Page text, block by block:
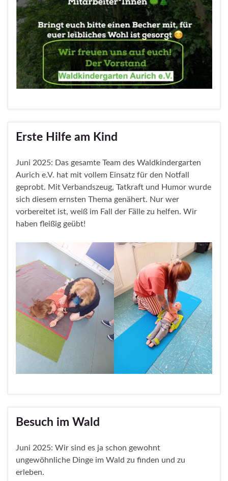
Erste Hilfe am Kind
Juni 2025: Das gesamte Team des Waldkindergarten
Aurich e.V. hat mit vollem Einsatz für den Notfall
geprobt. Mit Verbandszeug, Tatkraft und Humor wurde
sich diesem ernsten Thema genähert. Nur wer
vorbereitet ist, weiß im Fall der Fälle zu helfen. Wir
haben fleißig geübt!
Besuch im Wald
Juni 2025: Wir sind es ja schon gewohnt
ungewöhnliche Dinge im Wald zu finden und zu
erleben.